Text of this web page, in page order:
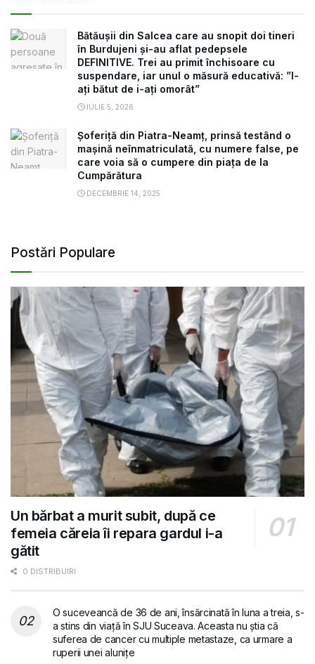
Bătăușii din Salcea care au snopit doi tineri
în Burdujeni și-au aflat pedepsele
DEFINITIVE. Trei au primit închisoare cu
suspendare, iar unul o măsură educativă: ”l-
ați bătut de i-ați omorât”
IULIE 5, 2026
Șoferiță din Piatra-Neamț, prinsă testând o
mașină neînmatriculată, cu numere false, pe
care voia să o cumpere din piața de la
Cumpărătura
DECEMBRIE 14, 2025
Postări Populare
Un bărbat a murit subit, după ce
femeia căreia îi repara gardul i-a
gătit
0 DISTRIBUIRI
O suceveancă de 36 de ani, însărcinată în luna a treia, s-
a stins din viață în SJU Suceava. Aceasta nu știa că
suferea de cancer cu multiple metastaze, ca urmare a
ruperii unei alunițe